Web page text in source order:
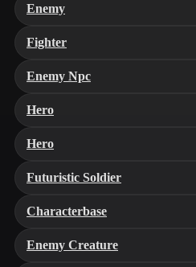
Enemy
Fighter
Enemy Npc
Hero
Hero
Futuristic Soldier
Characterbase
Enemy Creature